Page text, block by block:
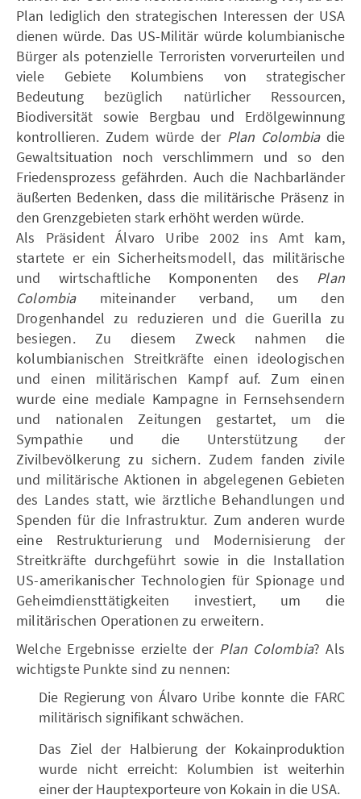
Plan lediglich den strategischen Interessen der USA
dienen würde. Das US-Militär würde kolumbianische
Bürger als potenzielle Terroristen vorverurteilen und
viele Gebiete Kolumbiens von strategischer
Bedeutung bezüglich natürlicher Ressourcen,
Biodiversität sowie Bergbau und Erdölgewinnung
kontrollieren. Zudem würde der Plan Colombiadie
Gewaltsituation noch verschlimmern und so den
Friedensprozess gefährden. Auch die Nachbarländer
äußerten Bedenken, dass die militärische Präsenz in
den Grenzgebieten stark erhöht werden würde.
Als Präsident Álvaro Uribe 2002 ins Amt kam,
startete er ein Sicherheitsmodell, das militärische
und wirtschaftliche Komponenten des Plan
Colombiamiteinander verband, um den
Drogenhandel zu reduzieren und die Guerilla zu
besiegen. Zu diesem Zweck nahmen die
kolumbianischen Streitkräfte einen ideologischen
und einen militärischen Kampf auf. Zum einen
wurde eine mediale Kampagne in Fernsehsendern
und nationalen Zeitungen gestartet, um die
Sympathie und die Unterstützung der
Zivilbevölkerung zu sichern. Zudem fanden zivile
und militärische Aktionen in abgelegenen Gebieten
des Landes statt, wie ärztliche Behandlungen und
Spenden für die Infrastruktur. Zum anderen wurde
eine Restrukturierung und Modernisierung der
Streitkräfte durchgeführt sowie in die Installation
US-amerikanischer Technologien für Spionage und
Geheimdiensttätigkeiten investiert, um die
militärischen Operationen zu erweitern.
Welche Ergebnisse erzielte der Plan Colombia? Als
wichtigste Punkte sind zu nennen:
Die Regierung von Álvaro Uribe konnte die FARC
militärisch signifikant schwächen.
Das Ziel der Halbierung der Kokainproduktion
wurde nicht erreicht: Kolumbien ist weiterhin
einer der Hauptexporteure von Kokain in die USA.